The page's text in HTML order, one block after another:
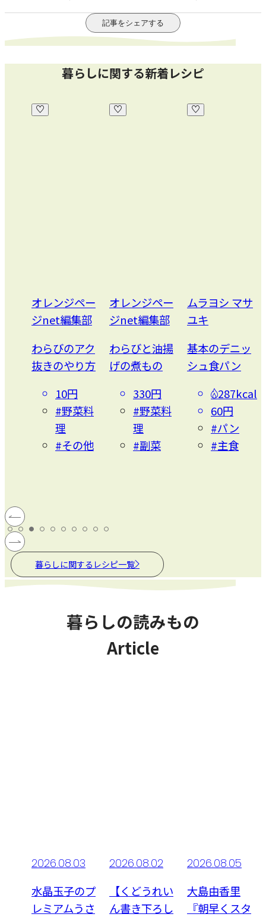
記事をシェアする
暮らしに関する新着レシピ
オレンジペー
ジnet編集部
わらびのアク
抜きのやり方
10円
#野菜料
理
#その他
オレンジペー
ジnet編集部
わらびと油揚
げの煮もの
330円
#野菜料
理
#副菜
ムラヨシ マサ
ユキ
基本のデニッ
シュ食パン
287kcal
60円
#パン
#主食
暮らしに関するレシピ一覧
暮らしの読みもの
Article
2026.08.02
【くどうれい
ん書き下ろし
2026.08.05
大島由香里
『朝早くスタ
2026.08.07更
【きょうの試